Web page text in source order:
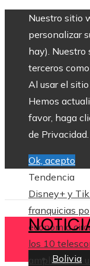
Nuestro sitio
personalizar
hay).
terceros
Al usar el
Hemos
favor, haga
de Privacidad.
Ok, acepto
Tendencia
Disney+ y
franquicias
economía
los 10
ampliaron el
Bolivia